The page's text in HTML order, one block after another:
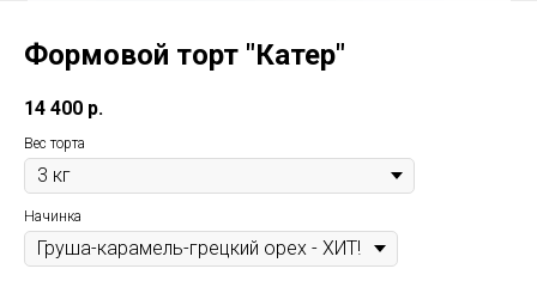
Формовой торт "Катер"
14 400 р.
Вес торта
Начинка